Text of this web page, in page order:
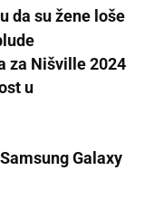
da su žene loše
za Nišville 2024
u
Galaxy